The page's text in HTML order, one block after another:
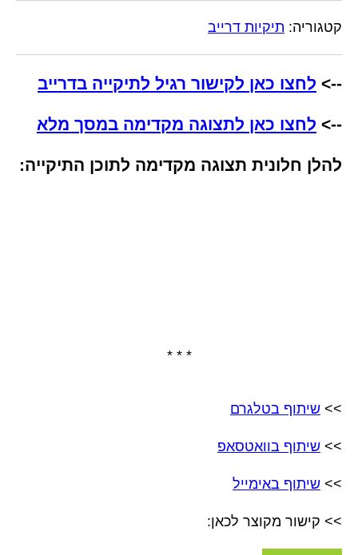
קטגוריה: תיקיות דרייב
--> לחצו כאן לקישור רגיל לתיקייה בדרייב
--> לחצו כאן לתצוגה מקדימה במסך מלא
להלן חלונית תצוגה מקדימה לתוכן התיקייה:
* * *
>> שיתוף בטלגרם
>> שיתוף בוואטסאפ
>> שיתוף באימייל
>> קישור מקוצר לכאן: